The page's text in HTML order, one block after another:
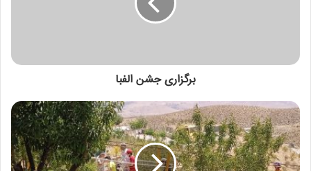
برگزاری جشن الفبا